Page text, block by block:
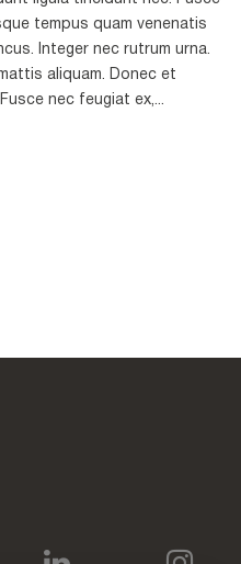
tempus quam venenatis
Integer nec rutrum urna.
aliquam. Donec et
nec feugiat ex,...